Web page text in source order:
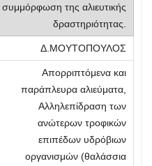
συμμόρφωση της αλιευτικής
δραστηριότητας.
Δ.ΜΟΥΤΟΠΟΥΛΟΣ
Απορριπτόμενα και
παράπλευρα αλιεύματα,
Αλληλεπίδραση των
ανώτερων τροφικών
επιπέδων υδρόβιων
οργανισμών (θαλάσσια